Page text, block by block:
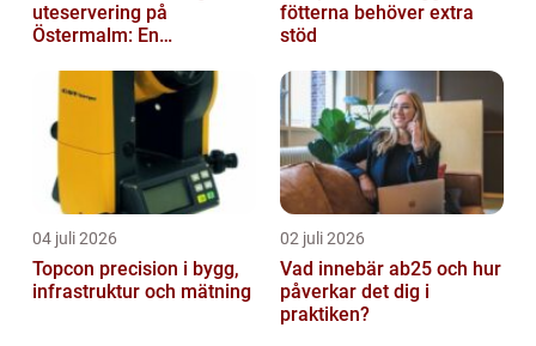
uteservering på
Östermalm: En
i solen
fötterna behöver extra
stöd
04 juli 2026
Topcon precision i bygg,
infrastruktur och mätning
02 juli 2026
Vad innebär ab25 och hur
påverkar det dig i
praktiken?